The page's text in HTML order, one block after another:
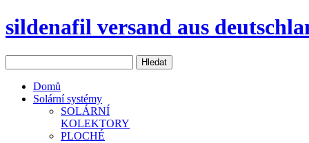
sildenafil versand aus
Domů
Solární systémy
SOLÁRNÍ
KOLEKTORY
PLOCHÉ